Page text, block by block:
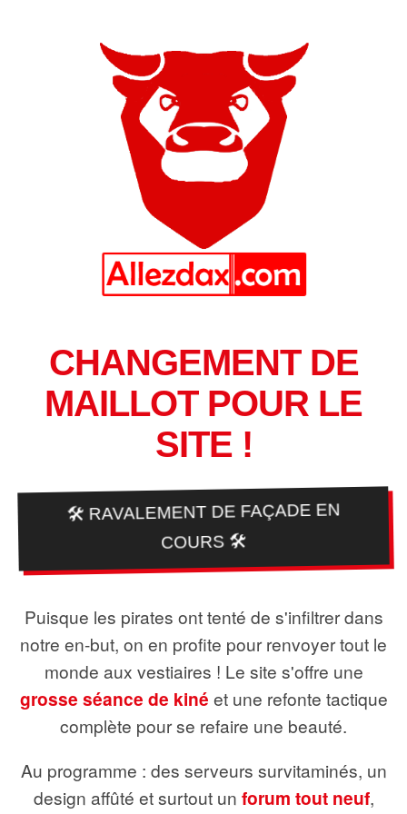
CHANGEMENT DE
MAILLOT POUR LE
SITE !
🛠️ RAVALEMENT DE FAÇADE EN
COURS 🛠️
Puisque les pirates ont tenté de s'infiltrer dans
notre en-but, on en profite pour renvoyer tout le
monde aux vestiaires ! Le site s'offre une
grosse séance de kiné et une refonte tactique
complète pour se refaire une beauté.
Au programme : des serveurs survitaminés, un
design affûté et surtout un forum tout neuf,